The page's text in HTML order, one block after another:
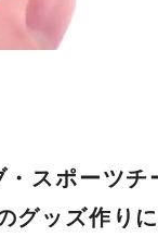
・スポーツチ
グッズ作り